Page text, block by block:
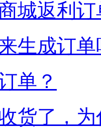
城返利
生成订单
单？
货了，